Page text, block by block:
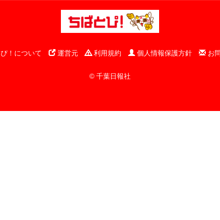
！について 運営元 利用規約 個人情報保護方針 お
© 千葉日報社